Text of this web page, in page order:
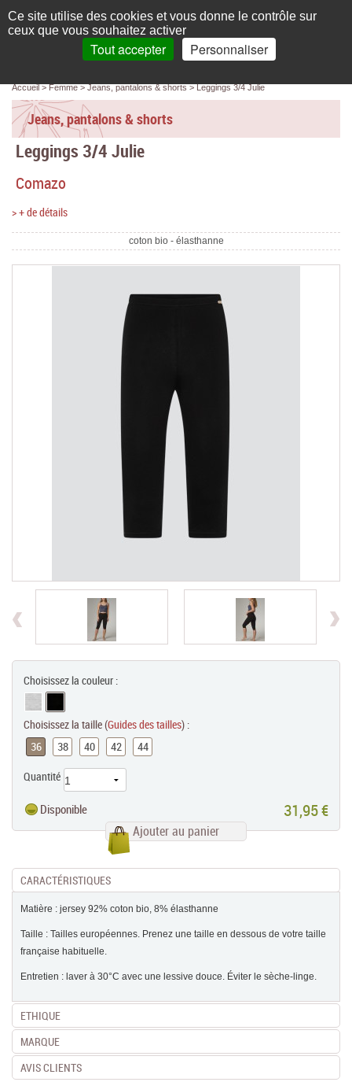
L'élégance au naturel
compte
Français
Recherche
Accueil
Femme
Homme
Bébé & enfant
Chaussures & Sacs
Accueil Femme Jeans, pantalons & shorts Leggings 3/4 Julie
Jeans, pantalons & shorts
Leggings 3/4 Julie
Comazo
> + de détails
coton bio - élasthanne
Choisissez la couleur :
Choisissez la taille (Guides des tailles) :
36
38 40 42
44
Quantité
Disponible 31,95 €
Ajouter au panier
CARACTÉRISTIQUES
Matière : jersey 92% coton bio, 8% élasthanne
Taille : Tailles européennes. Prenez une taille en dessous de votre taille
française habituelle.
Entretien : laver à 30°C avec une lessive douce. Éviter le sèche-linge.
ETHIQUE
MARQUE
AVIS CLIENTS
Panneau de gestion des cookies
Ce site utilise des cookies et vous donne le contrôle sur
ceux que vous souhaitez activer
Tout accepter Personnaliser